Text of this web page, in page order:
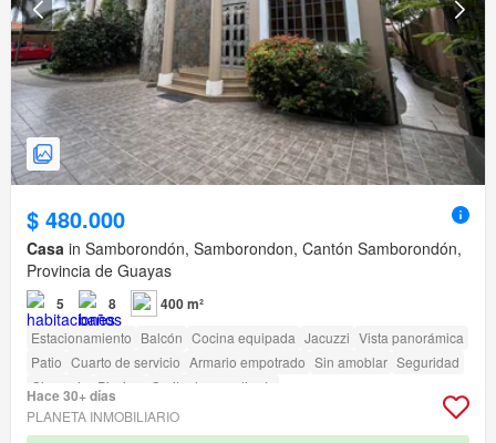
$ 480.000
Casa in Samborondón, Samborondon, Cantón Samborondón,
Provincia de Guayas
5 8 400 m²
Estacionamiento Balcón Cocina equipada Jacuzzi Vista panorámica
Patio Cuarto de servicio Armario empotrado Sin amoblar Seguridad
Gimnasio
Piscina Garita de guardianía
Hace 30+ días
PLANETA INMOBILIARIO